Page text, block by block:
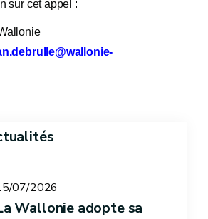
sur cet appel :
07/2026
Wallonie adopte sa